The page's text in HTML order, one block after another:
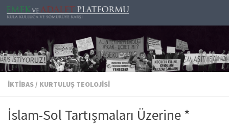
Skip to content
İKTIBAS/ KURTULUŞ TEOLOJISI
İslam-Sol Tartışmaları Üzerine *